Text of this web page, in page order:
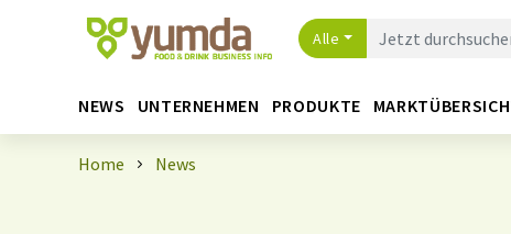
Alle
NEWS UNTERNEHMEN PRODUKTE
Home News